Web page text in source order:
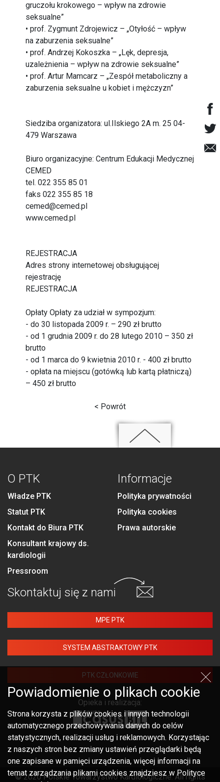
gruczołu krokowego – wpływ na zdrowie
seksualne”
• prof. Zygmunt Zdrojewicz – „Otyłość – wpływ
na zaburzenia seksualne”
• prof. Andrzej Kokoszka – „Lęk, depresja,
uzależnienia – wpływ na zdrowie seksualne”
• prof. Artur Mamcarz – „Zespół metaboliczny a
zaburzenia seksualne u kobiet i mężczyzn”
Siedziba organizatora: ul.Ilskiego 2A m. 25 04-
479 Warszawa
Biuro organizacyjne: Centrum Edukacji Medycznej
CEMED
tel. 022 355 85 01
faks 022 355 85 18
cemed@cemed.pl
www.cemed.pl
REJESTRACJA
Adres strony internetowej obsługującej
rejestrację
REJESTRACJA
Opłaty Opłaty za udział w sympozjum:
- do 30 listopada 2009 r. – 290 zł brutto
- od 1 grudnia 2009 r. do 28 lutego 2010 – 350 zł
brutto
- od 1 marca do 9 kwietnia 2010 r. - 400 zł brutto
- opłata na miejscu (gotówką lub kartą płatniczą)
– 450 zł brutto
< Powrót
O PTK
Władze PTK
Statut PTK
Kontakt do Biura PTK
Konsultant krajowy ds.
kardiologii
Pressroom
Informacje
Polityka prywatności
Polityka cookies
Prawa autorskie
Skontaktuj się z nami
MPE PTK
SYSTEM ABSTRAKTOWY PTK
PTK CZŁONKOWIE
Opieka i realizacja:
© 2020 Polskie Towarzystwo Kardiologiczne. All rights
Powiadomienie o plikach cookie
Strona korzysta z plików cookies i innych technologii
automatycznego przechowywania danych do celów
statystycznych, realizacji usług i reklamowych. Korzystając
z naszych stron bez zmiany ustawień przeglądarki będą
one zapisane w pamięci urządzenia, więcej informacji na
temat zarządzania plikami cookies znajdziesz w Polityce